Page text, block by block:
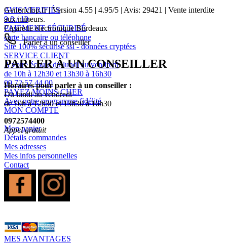
AVIS VERIFIÉS
9.8 / 10
PAIEMENT SÉCURISÉ
carte bancaire ou téléphone
Site 100% sécurisé ssl - données cryptées
SERVICE CLIENT
A votre écoute du lundi au vendredi
de 10h à 12h30 et 13h30 à 16h30
09 72 57 44 00
PAYEZ MOINS CHER
Avec notre programme fidélité
MON COMPTE
Mon panier
Détails commandes
Mes adresses
Mes infos personnelles
Contact
MES AVANTAGES
Genericlop.fr|Version 4.55 | 4.95/5 | Avis: 29421 | Vente interdite
aux mineurs.
Cigarette électronique Bordeaux
Parler à un conseiller
PARLER À UN CONSEILLER
Horaires pour parler à un conseiller :
Du lundi au vendredi
de 10h à 12h30 et 13h30 à 16h30
0972574400
Appel gratuit